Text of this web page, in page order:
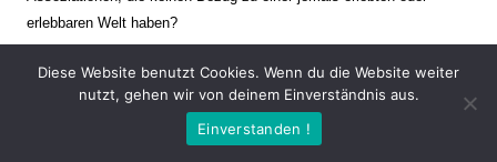
erlebbaren Welt haben?
Verharren und Dynamik stehen sich dabei gegenüber. Zeit steht still
oder verrinnt im Nu. Es soll dabei eine Spannung, auch farblich, bis
zur Schmerzgrenze erzeugt werden. Die Arbeiten stellen ambivalente
Diese Website benutzt Cookies. Wenn du die Website weiter
nutzt, gehen wir von deinem Einverständnis aus.
Einverstanden !